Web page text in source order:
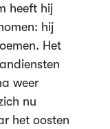
heeft hij
hij
Het
weer
nu
het oosten